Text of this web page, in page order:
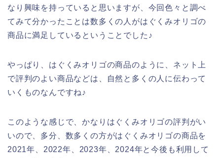
なり興味を持っていると思いますが、今回色々と調べ
てみて分かったことは数多くの人がはぐくみオリゴの
商品に満足しているということでした♪
やっぱり、はぐくみオリゴの商品のように、ネット上
で評判のよい商品などは、自然と多くの人に伝わって
いくものなんですね♪
このような感じで、かなりはぐくみオリゴの評判がい
いので、多分、数多くの方がはぐくみオリゴの商品を
2021年、2022年、2023年、2024年と今後も利用して